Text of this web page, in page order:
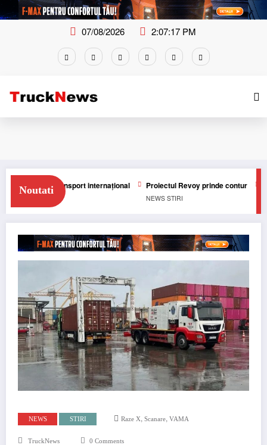
Skip
to
07/08/2026 2:07:18 PM
Noutati
în transport internațional Proiectul Revoy prinde contur
STIRI
Sailun își
NEWS STIRI Raze X, Scanare, VAMA
TruckNews 0 Comments